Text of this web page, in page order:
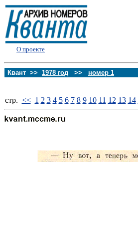
О проекте
Квант >> 1978 год >> номер 1
стp. << 1 2 3 4 5 6 7 8 9 10 11 12 13 14